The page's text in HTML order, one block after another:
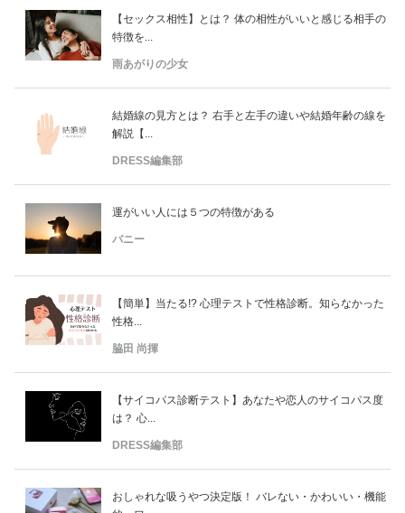
【セックス相性】とは？ 体の相性がいいと感じる相手の
特徴を...
雨あがりの少女
結婚線の見方とは？ 右手と左手の違いや結婚年齢の線を
解説【...
DRESS編集部
運がいい人には５つの特徴がある
バニー
【簡単】当たる!? 心理テストで性格診断。知らなかった
性格...
脇田 尚揮
【サイコパス診断テスト】あなたや恋人のサイコパス度
は？ 心...
DRESS編集部
おしゃれな吸うやつ決定版！ バレない・かわいい・機能